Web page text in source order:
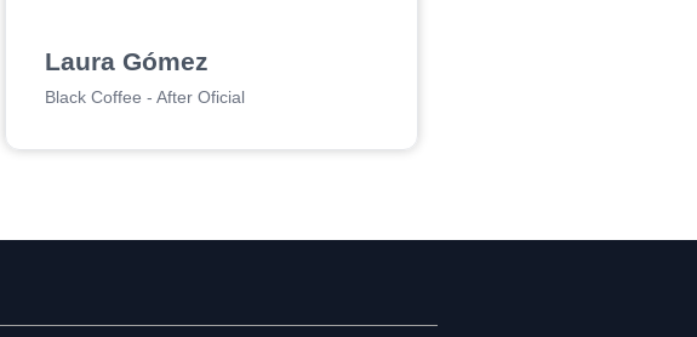
Laura Gómez
Black Coffee - After Oficial